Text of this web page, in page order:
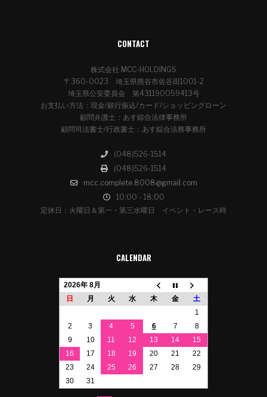
CONTACT
株式会社 MCC-HOLDINGS
〒360-0023 埼玉県熊谷市佐谷田1001-2
埼玉県公安委員会 第431190059413号
お支払い方法：現金/銀行振込/カード/ショッピングローン
顧問弁護士：あす綜合法律事務所
顧問司法書士/行政書士：あす綜合法務事務所
(048)526-1514
(048)526-1514
mcc.complete.8008@gmail.com
10:00 - 18:00
定休日：火曜日＆第一・第三水曜日 イベント・レース時
CALENDAR
2026年 8月
日
月 火 水 木 金
土
1
2
3 4 5 6 7
8
9
10 11 12 13 14
15
16
17 18 19 20 21
22
23
24 25 26 27 28
29
30
31